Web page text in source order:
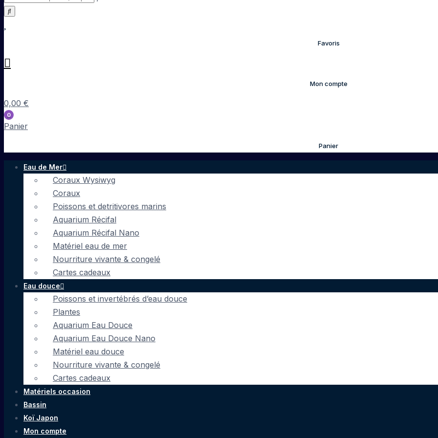
Favoris
Mon compte
0,00 €
0
Panier
Panier
Eau de Mer
Coraux Wysiwyg
Coraux
Poissons et detritivores marins
Aquarium Récifal
Aquarium Récifal Nano
Matériel eau de mer
Nourriture vivante & congelé
Cartes cadeaux
Eau douce
Poissons et invertébrés d’eau douce
Plantes
Aquarium Eau Douce
Aquarium Eau Douce Nano
Matériel eau douce
Nourriture vivante & congelé
Cartes cadeaux
Matériels occasion
Bassin
Koï Japon
Mon compte